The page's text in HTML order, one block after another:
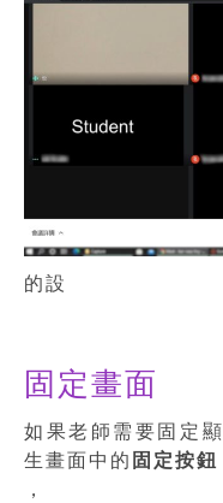
的設
固定畫面
如果老師需要固定
生畫面中的 固定按鈕
，